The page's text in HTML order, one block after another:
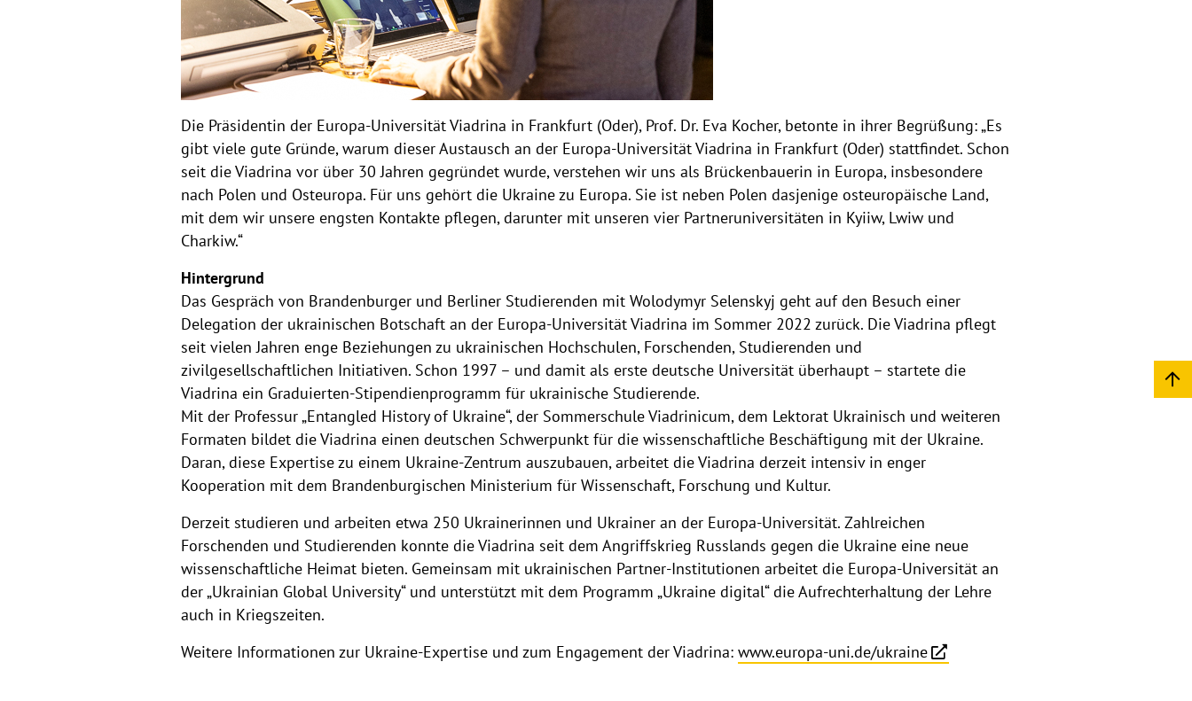
Die Präsidentin der Europa-Universität Viadrina in Frankfurt (Oder), Prof. Dr. Eva Kocher, betonte in ihrer Begrüßung: „Es
gibt viele gute Gründe, warum dieser Austausch an der Europa-Universität Viadrina in Frankfurt (Oder) stattfindet. Schon
seit die Viadrina vor über 30 Jahren gegründet wurde, verstehen wir uns als Brückenbauerin in Europa, insbesondere
nach Polen und Osteuropa. Für uns gehört die Ukraine zu Europa. Sie ist neben Polen dasjenige osteuropäische Land,
mit dem wir unsere engsten Kontakte pflegen, darunter mit unseren vier Partneruniversitäten in Kyiiw, Lwiw und
Charkiw.“
Hintergrund
Das Gespräch von Brandenburger und Berliner Studierenden mit Wolodymyr Selenskyj geht auf den Besuch einer
Delegation der ukrainischen Botschaft an der Europa-Universität Viadrina im Sommer 2022 zurück. Die Viadrina pflegt
seit vielen Jahren enge Beziehungen zu ukrainischen Hochschulen, Forschenden, Studierenden und
zivilgesellschaftlichen Initiativen. Schon 1997 – und damit als erste deutsche Universität überhaupt – startete die
Viadrina ein Graduierten-Stipendienprogramm für ukrainische Studierende.
Mit der Professur „Entangled History of Ukraine“, der Sommerschule Viadrinicum, dem Lektorat Ukrainisch und weiteren
Formaten bildet die Viadrina einen deutschen Schwerpunkt für die wissenschaftliche Beschäftigung mit der Ukraine.
Daran, diese Expertise zu einem Ukraine-Zentrum auszubauen, arbeitet die Viadrina derzeit intensiv in enger
Kooperation mit dem Brandenburgischen Ministerium für Wissenschaft, Forschung und Kultur.
Derzeit studieren und arbeiten etwa 250 Ukrainerinnen und Ukrainer an der Europa-Universität. Zahlreichen
Forschenden und Studierenden konnte die Viadrina seit dem Angriffskrieg Russlands gegen die Ukraine eine neue
wissenschaftliche Heimat bieten. Gemeinsam mit ukrainischen Partner-Institutionen arbeitet die Europa-Universität an
der „Ukrainian Global University“ und unterstützt mit dem Programm „Ukraine digital“ die Aufrechterhaltung der Lehre
auch in Kriegszeiten.
Weitere Informationen zur Ukraine-Expertise und zum Engagement der Viadrina: www.europa-uni.de/ukraine